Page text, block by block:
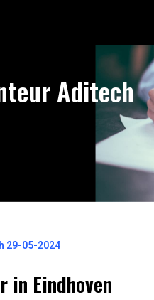
Aditech
29-05-2024
in Eindhoven